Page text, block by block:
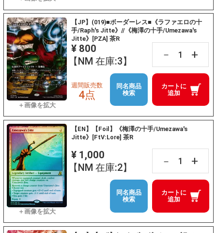
【JP】(019)■ボーダーレス■《ラファエロの十
手/Raph's Jitte》//《梅澤の十手/Umezawa's
Jitte》[PZA] 茶R
¥ 800
【NM 在庫:3】
－ +
カートに
追加
週間販売数
4点
同名商品
検索
【EN】【Foil】《梅澤の十手/Umezawa's
Jitte》[FtV:Lore] 茶R
¥ 1,000
【NM 在庫:2】
－ +
カートに
追加
同名商品
検索